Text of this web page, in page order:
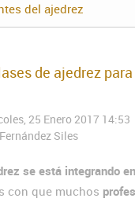
del ajedrez
de ajedrez
25 Enero 2017 14:53
Siles
se está integrando
con que muchos